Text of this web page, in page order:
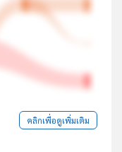
คลิกเพื่อดูเพิ่มเติม